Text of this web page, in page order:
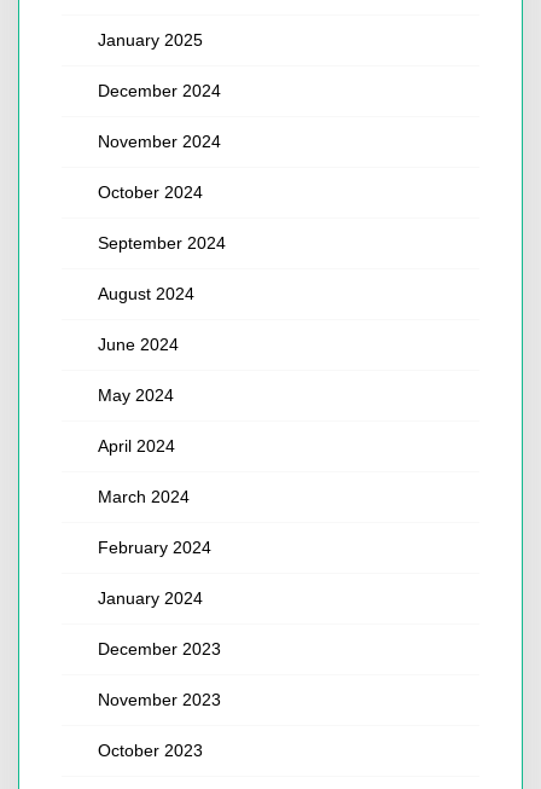
January 2025
December 2024
November 2024
October 2024
September 2024
August 2024
June 2024
May 2024
April 2024
March 2024
February 2024
January 2024
December 2023
November 2023
October 2023